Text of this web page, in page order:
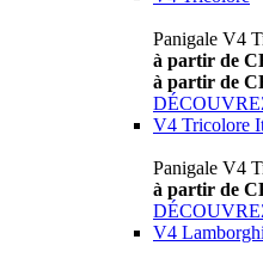
Panigale V4
à partir de
à partir de
V4 Tricolore
Panigale V4
à partir de
V4